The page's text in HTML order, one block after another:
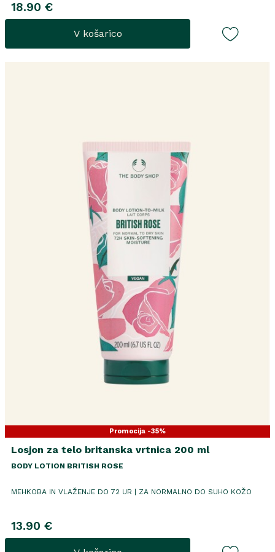
18.90 €
V košarico
Promocija -35%
Losjon za telo britanska vrtnica 200 ml
BODY LOTION BRITISH ROSE
MEHKOBA IN VLAŽENJE DO 72 UR | ZA NORMALNO DO SUHO KOŽO
13.90 €